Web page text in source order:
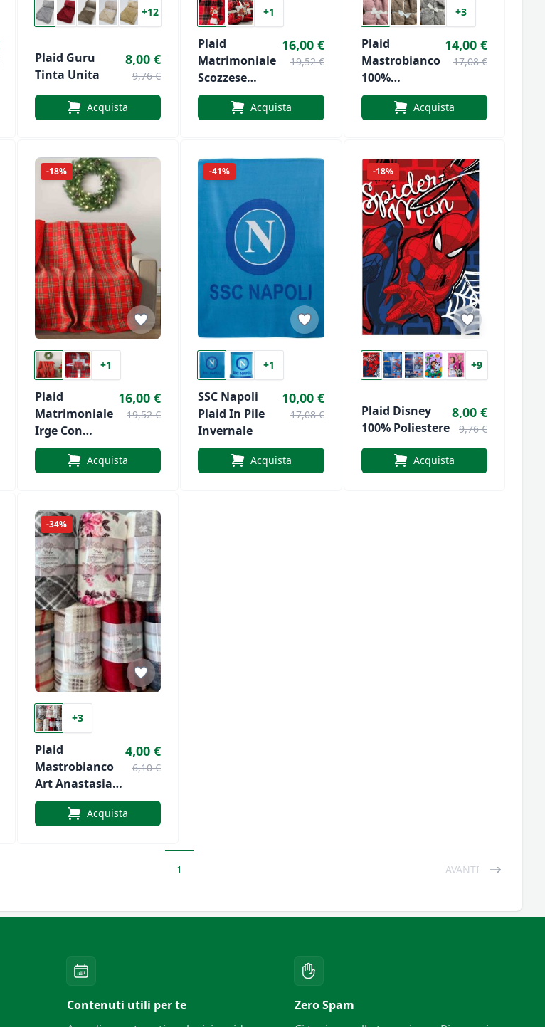
+12
Plaid Guru
Tinta Unita
8,00 €
9,76 €
Acquista
+1
Plaid
Matrimoniale
Scozzese
Mastrobianco
16,00 €
19,52 €
Acquista
+3
Plaid
Mastrobianco
100%
Poliestere
14,00 €
17,08 €
Acquista
-18%
+1
Plaid
Matrimoniale
Irge Con
Fantasia
Scozzese
16,00 €
19,52 €
Acquista
-41%
+1
SSC Napoli
Plaid In Pile
Invernale
10,00 €
17,08 €
Acquista
-18%
+9
Plaid Disney
100% Poliestere
8,00 €
9,76 €
Acquista
-34%
+3
Plaid
Mastrobianco
Art Anastasia
In Pile In
Morbida
Varie Fantasie
4,00 €
6,10 €
Acquista
1 AVANTI
Contenuti utili per te
Zero Spam